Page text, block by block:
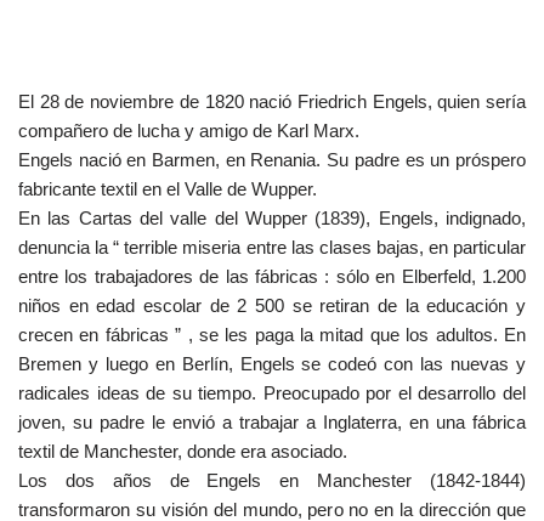
El 28 de noviembre de 1820 nació Friedrich Engels, quien sería
compañero de lucha y amigo de Karl Marx.
Engels nació en Barmen, en Renania. Su padre es un próspero
fabricante textil en el Valle de Wupper.
En las Cartas del valle del Wupper (1839), Engels, indignado,
denuncia la “ terrible miseria entre las clases bajas, en particular
entre los trabajadores de las fábricas : sólo en Elberfeld, 1.200
niños en edad escolar de 2 500 se retiran de la educación y
crecen en fábricas ” , se les paga la mitad que los adultos. En
Bremen y luego en Berlín, Engels se codeó con las nuevas y
radicales ideas de su tiempo. Preocupado por el desarrollo del
joven, su padre le envió a trabajar a Inglaterra, en una fábrica
textil de Manchester, donde era asociado.
Los dos años de Engels en Manchester (1842-1844)
transformaron su visión del mundo, pero no en la dirección que